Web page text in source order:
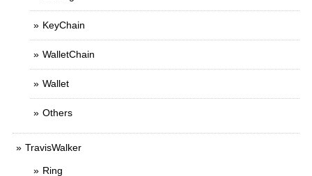
KeyChain
WalletChain
Wallet
Others
TravisWalker
Ring